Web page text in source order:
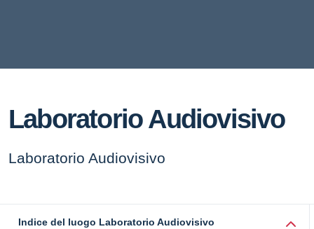
Laboratorio Audiovisivo
Laboratorio Audiovisivo
Indice del luogo Laboratorio Audiovisivo